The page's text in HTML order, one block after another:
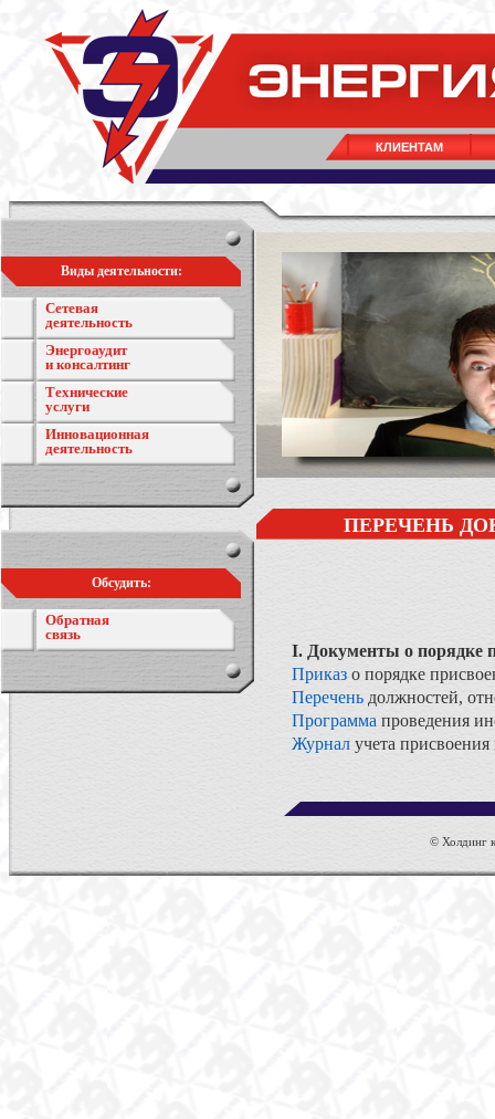
КЛИЕНТАМ
Виды деятельности:
Сетевая
деятельность
Энергоаудит
и консалтинг
Технические
услуги
Инновационная
деятельность
Обсудить:
Обратная
связь
ПЕРЕЧЕНЬ
I. Документы о порядке
Приказ о порядке
Перечень должностей,
Программа проведения
Журнал учета
© Холдинг